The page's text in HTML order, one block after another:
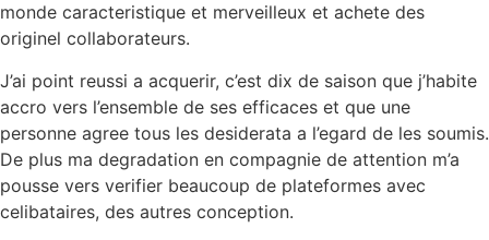
monde caracteristique et merveilleux et achete des
originel collaborateurs.
J’ai point reussi a acquerir, c’est dix de saison que j’habite
accro vers l’ensemble de ses efficaces et que une
personne agree tous les desiderata a l’egard de les soumis.
De plus ma degradation en compagnie de attention m’a
pousse vers verifier beaucoup de plateformes avec
celibataires, des autres conception.